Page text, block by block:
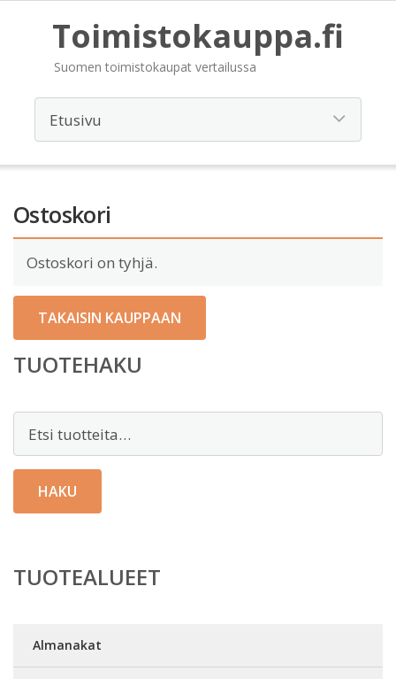
Toimistokauppa.fi
Suomen toimistokaupat vertailussa
Ostoskori
Ostoskori on tyhjä.
TAKAISIN KAUPPAAN
TUOTEHAKU
HAKU
TUOTEALUEET
Almanakat